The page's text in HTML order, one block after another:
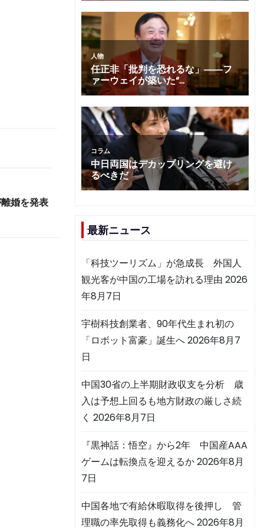
婚を発表
最新ニュース
「科技ツーリズム」が急成長 外国人
観光客が中国の工場を訪れる理由 2026
年8月7日
宇樹科技創業者、90年代生まれ初の
「ロボット富豪」誕生へ2026年8月7
日
中国30省の上半期財政収支を分析 歳
入は予想上回るも地方財政の厳しさ続
く 2026年8月7日
『黒神話：悟空』から2年 中国産AAA
ゲームは転換点を迎えるか2026年8月
7日
中国各地で有給休暇取得を後押し 管
理職の率先取得も義務化へ2026年8月